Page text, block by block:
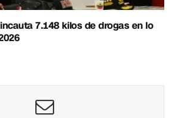
7.148 kilos de drogas en lo